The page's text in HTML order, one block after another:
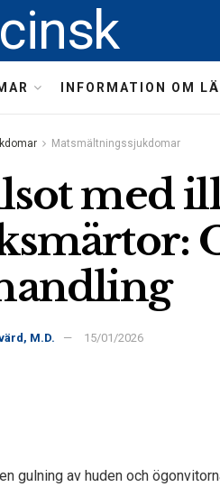
INFORMATION OM
Matsmältningssjukdomar
med
M.D. 15/01/2026
gulning av huden och